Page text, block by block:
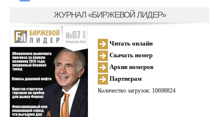
ЖУРНАЛ «БИРЖЕВОЙ ЛИДЕР»
Читать онлайн
Скачать номер
Архив номеров
Партнерам
Количество загрузок: 10698824